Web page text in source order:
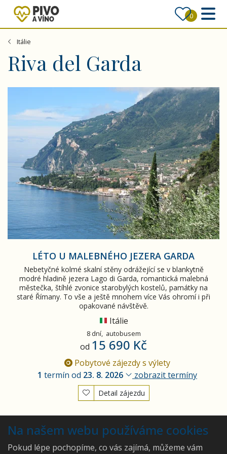
0
Itálie
Riva del Garda
Léto u malebného jezera Garda
LÉTO U MALEBNÉHO JEZERA GARDA
Nebetyčné kolmé skalní stěny odrážející se v blankytně
modré hladině jezera Lago di Garda, romantická malebná
městečka, štíhlé zvonice starobylých kostelů, památky na
staré Římany. To vše a ještě mnohem více Vás ohromí i při
opakované návštěvě.
Itálie
8 dní, autobusem
od 15 690 Kč
Pobytové zájezdy s výlety
1 termín od 23. 8. 2026 zobrazit termíny
Detail zájezdu
Vyhledán1zájezd
Na našem webu používáme cookies
Pokud lépe pochopíme, co vás zajímá, můžeme vám